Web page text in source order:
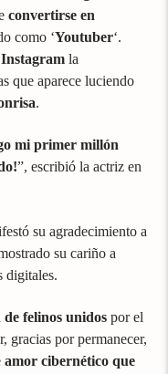
convertirse en
como ‘Youtuber‘.
Instagramla
que aparece luciendo
.
mi primer millón
”, escribió la actriz en
su agradecimiento a
su cariño a
digitales.
de felinos unidospor el
gracias por permanecer,
amor cibernético que